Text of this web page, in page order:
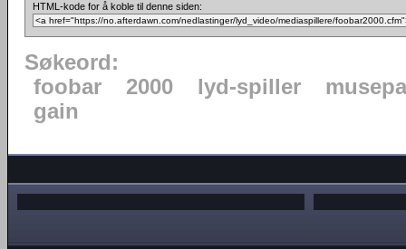
HTML-kode for å koble til denne siden:
Søkeord:
foobar
2000 lyd-spiller
gain